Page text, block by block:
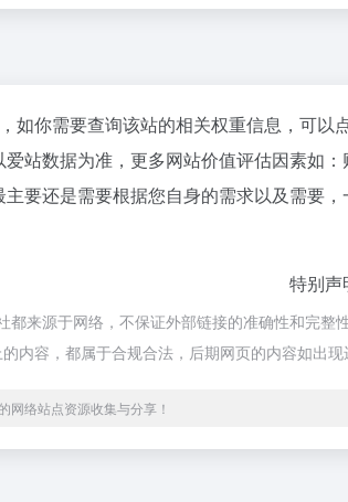
如你需要查询该站的相关权重信息，可以
站数据为准，更多网站价值评估因素如
要还是需要根据您自身的需求以及需要
特别声
都来源于网络，不保证外部链接的准确性和完
内容，都属于合规合法，后期网页的内容如出
网络站点资源收集与分享！